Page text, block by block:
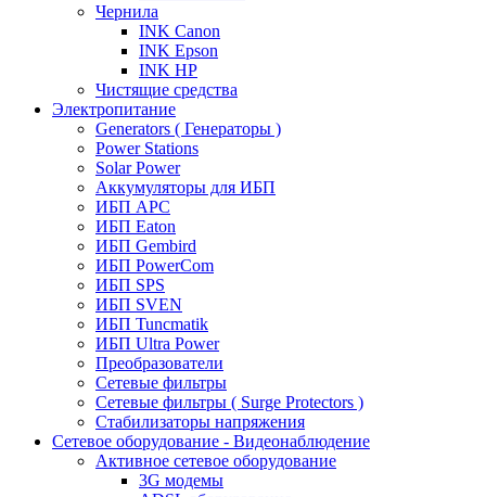
Чернила
INK Canon
INK Epson
INK HP
Чистящие средства
Электропитание
Generators ( Генераторы )
Power Stations
Solar Power
Аккумуляторы для ИБП
ИБП APC
ИБП Eaton
ИБП Gembird
ИБП PowerCom
ИБП SPS
ИБП SVEN
ИБП Tuncmatik
ИБП Ultra Power
Преобразователи
Сетевые фильтры
Сетевые фильтры ( Surge Protectors )
Стабилизаторы напряжения
Сетевое оборудование - Видеонаблюдение
Активное сетевое оборудование
3G модемы